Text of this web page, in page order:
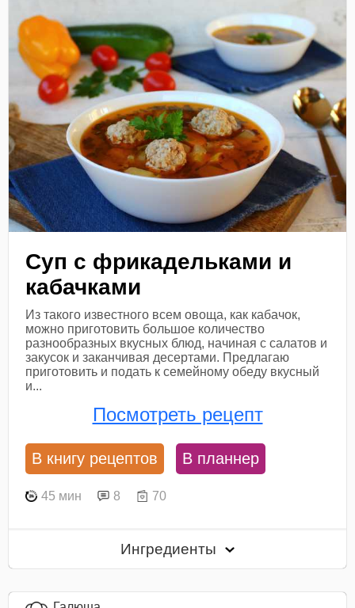
Суп с фрикадельками и
кабачками
Из такого известного всем овоща, как кабачок,
можно приготовить большое количество
разнообразных вкусных блюд, начиная с салатов и
закусок и заканчивая десертами. Предлагаю
приготовить и подать к семейному обеду вкусный
и...
Посмотреть рецепт
В книгу рецептов В планнер
45 мин 8 70
Ингредиенты